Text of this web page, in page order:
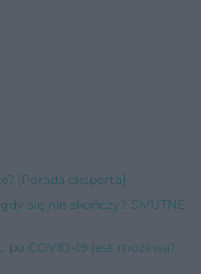
[Porada eksperta]
się nie skończy? SMUTNE
po COVID-19 jest możliwa?